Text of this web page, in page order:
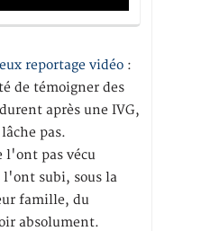
reportage vidéo :
de témoigner des
après une IVG,
pas.
l'ont pas vécu
l'ont subi, sous la
famille, du
absolument.